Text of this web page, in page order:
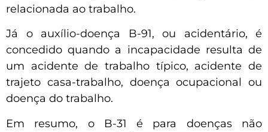
relacionada ao trabalho.
Já o auxílio-doença B-91, ou acidentário, é
concedido quando a incapacidade resulta de
um acidente de trabalho típico, acidente de
trajeto casa-trabalho, doença ocupacional ou
doença do trabalho.
Em resumo, o B-31 é para doenças não